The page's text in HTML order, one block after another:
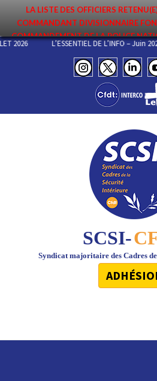
LA LISTE DES OFFICIERS
COMMANDANT DIVISIONNAIRE
COMMANDEMENT DE LA POLICE
PREMIER MOUVEMENT 2026 A ÉTÉ
PAGES PROTÉGÉES DU SITE.
2026 L’ESSENTIEL DE L’INFO – Juin
SCSI-
Syndicat majoritaire des Cadres